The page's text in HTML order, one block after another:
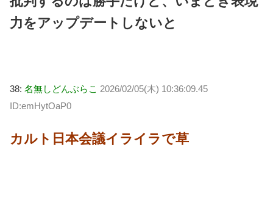
力をアップデートしないと
38: 名無しどんぶらこ 2026/02/05(木) 10:36:09.45
ID:emHytOaP0
カルト日本会議イライラで草